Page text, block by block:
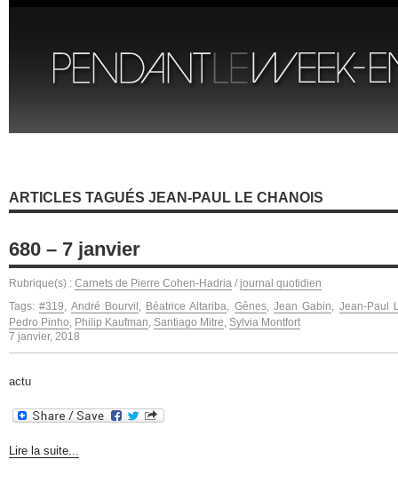
ARTICLES TAGUÉS JEAN-PAUL LE CHANOIS
680 – 7 janvier
Rubrique(s) : Carnets de Pierre Cohen-Hadria / journal quotidien
Tags:#319, André Bourvil , Béatrice Altariba, Gênes, Jean Gabin, Jean-Paul
Pedro Pinho, Philip Kaufman, Santiago Mitre, Sylvia Montfort
7 janvier, 2018
actu
Lire la suite...